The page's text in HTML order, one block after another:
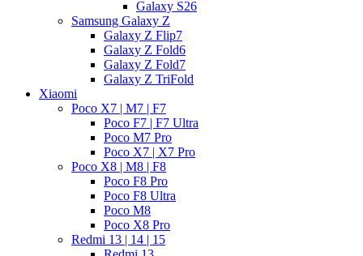
Galaxy S26
Samsung Galaxy Z
Galaxy Z Flip7
Galaxy Z Fold6
Galaxy Z Fold7
Galaxy Z TriFold
Xiaomi
Poco X7 | M7 | F7
Poco F7 | F7 Ultra
Poco M7 Pro
Poco X7 | X7 Pro
Poco X8 | M8 | F8
Poco F8 Pro
Poco F8 Ultra
Poco M8
Poco X8 Pro
Redmi 13 | 14 | 15